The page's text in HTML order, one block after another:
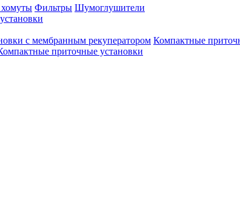
хомуты Фильтры Шумоглушители
с мембранным рекуператором Компактные
приточные установки